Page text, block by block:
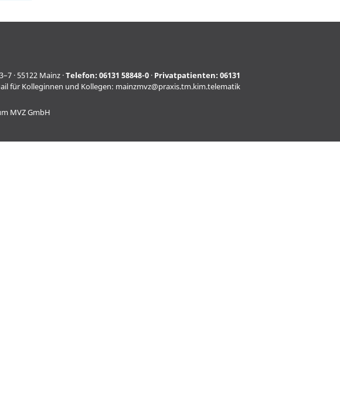
· 55122 Mainz ·Telefon: 06131 58848-0 · Privatpatienten: 06131
für Kolleginnen und Kollegen: mainzmvz@praxis.tm.kim.telematik
MVZ GmbH